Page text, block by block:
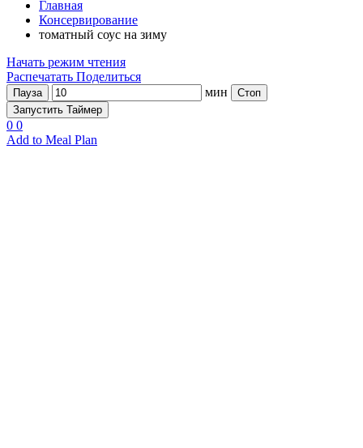
Главная
Консервирование
томатный соус на зиму
Начать режим чтения
Распечатать Поделиться
Пауза мин
Стоп
Запустить Таймер
0 0
Add to Meal Plan